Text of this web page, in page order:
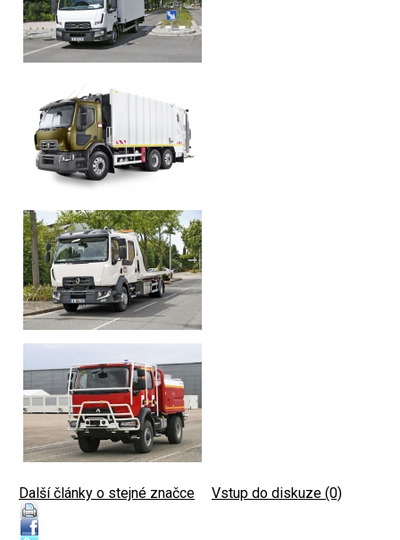
Další články o stejné značce Vstup do diskuze (0)